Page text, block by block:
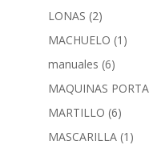
LONAS (2)
MACHUELO (1)
manuales (6)
MAQUINAS
MARTILLO (6)
MASCARILLA (1)